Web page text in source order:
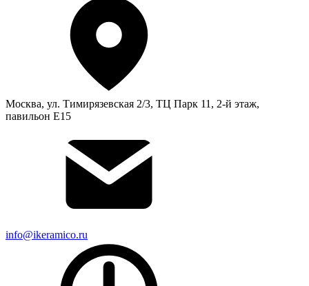
Москва, ул. Тимирязевская 2/3, ТЦ Парк 11, 2-й этаж,
павильон Е15
info@ikeramico.ru